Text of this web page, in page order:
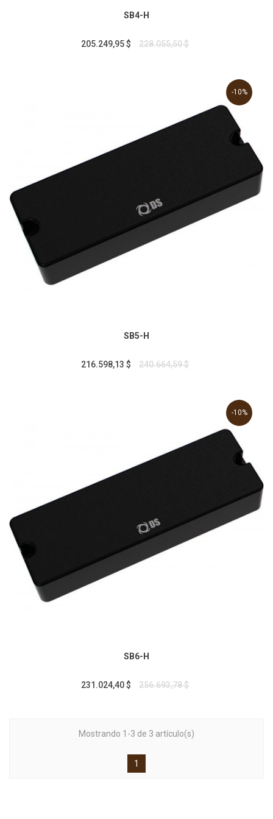
SB4-H
205.249,95 $ 228.055,50 $
SB5-H
216.598,13 $ 240.664,59 $
-10%
SB6-H
231.024,40 $ 256.693,78 $
-10%
Mostrando 1-3 de 3 artículo(s)
1